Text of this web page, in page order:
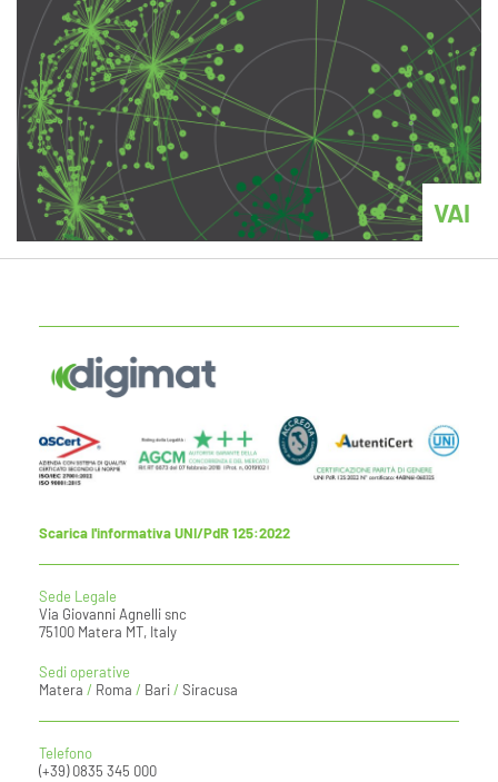
VAI
Scarica l'informativa UNI/PdR 125:2022
Sede Legale
Via Giovanni Agnelli snc
75100 Matera MT, Italy
Sedi operative
Matera / Roma / Bari/ Siracusa
Telefono
(+39) 0835 345 000